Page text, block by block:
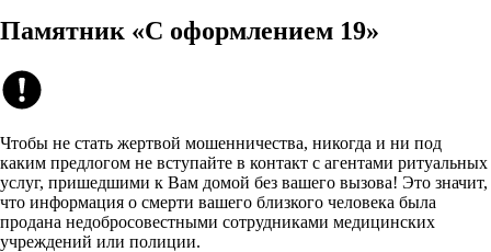
Памятник «C оформлением 19»
Чтобы не стать жертвой мошенничества, никогда и ни под
каким предлогом не вступайте в контакт с агентами ритуальных
услуг, пришедшими к Вам домой без вашего вызова! Это значит,
что информация о смерти вашего близкого человека была
продана недобросовестными сотрудниками медицинских
учреждений или полиции.